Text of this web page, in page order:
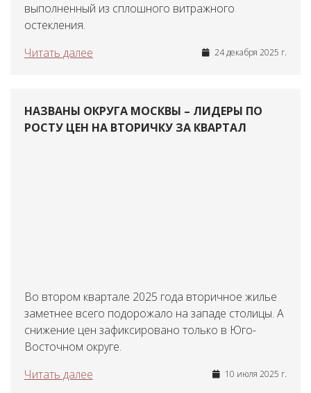
выполненный из сплошного витражного
остекления.
Читать далее
24 декабря 2025 г.
НАЗВАНЫ ОКРУГА МОСКВЫ – ЛИДЕРЫ ПО
РОСТУ ЦЕН НА ВТОРИЧКУ ЗА КВАРТАЛ
Во втором квартале 2025 года вторичное жилье
заметнее всего подорожало на западе столицы. А
снижение цен зафиксировано только в Юго-
Восточном округе.
Читать далее
10 июля 2025 г.